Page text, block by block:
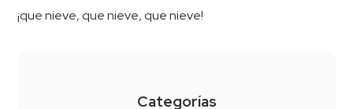
¡que nieve, que nieve, que nieve!
Categorías